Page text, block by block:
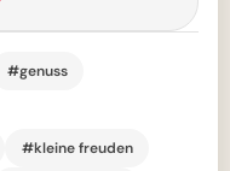
#genuss
#kleine freuden